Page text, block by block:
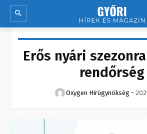
Erős nyári
rendőrség
Oxygen Hirügynökség -